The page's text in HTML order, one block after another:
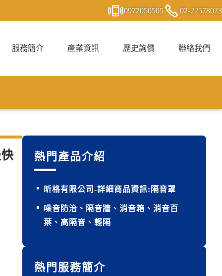
0972050505 02-22578023
服務簡介 產業資訊 歷史詢價 聯絡我們
熱門產品介紹
昕格有限公司-詳細商品資訊:隔音罩
噪音防治、隔音牆、消音箱、消音百
葉、高隔音、輕隔
熱門服務簡介